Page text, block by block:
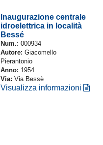
Inaugurazione centrale
idroelettrica in località
Bessé
Num.: 000934
Autore: Giacomello
Pierantonio
Anno: 1954
Via: Via Bessè
Visualizza informazioni